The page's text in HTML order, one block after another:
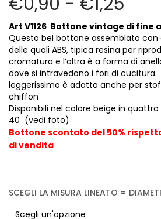
Minuterie (58)
Nastri, fettucce, cordoni, (49)
Pizzi (11)
Prodotti per la sartoria (34)
Ricamo (119)
Quadri Mezzo Punto (92)
Canovacci Completi di Filati e
Sciarpe (8)
Set di Bottoni Vintage (77)
Swarovski (2)
Art V1126 Bottone vintage di fine
Questo bel bottone assemblato con
delle quali ABS, tipica resina per
cromatura e l’altra è a forma di
dove si intravedono i fori di
leggerissimo è adatto anche per
chiffon
Disponibili nel colore beige in quattro
40 (vedi foto)
Bottone scontato del 50%
di vendita
SCEGLI LA MISURA LINEATO =